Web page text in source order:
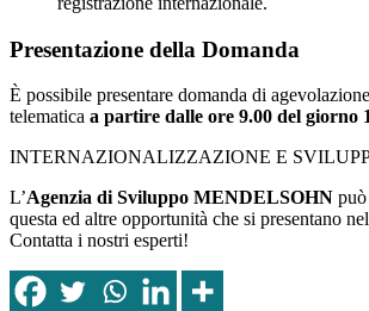
Presentazione della Domanda
È possibile presentare domanda di
telematica a partire dalle ore 9.00 del giorno
INTERNAZIONALIZZAZIONE E
L’Agenzia di Sviluppo MENDELSOHN
questa ed altre opportunità che si presentano
Contatta i nostri esperti!